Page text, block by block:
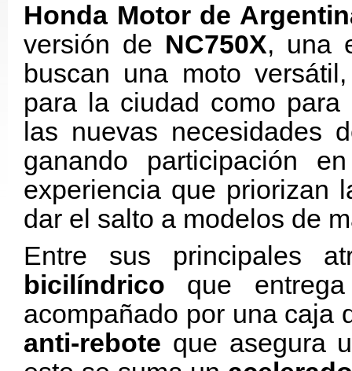
Honda Motor de
versión de NC750X, una
buscan una moto
para la ciudad como
las nuevas necesidades
ganando participación
experiencia que priorizan
dar el salto a modelos de
Entre sus principales
bicilíndrico que
acompañado por una caja
anti-rebote que asegura